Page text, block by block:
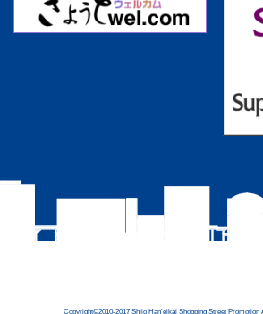
Copyright©2010-2017 Shijo Han'eikai Shopping Street Promotion